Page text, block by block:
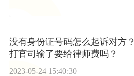
没有身份证号码怎么起诉对方？
打官司输了要给律师费吗？
2023-05-24 15:40:30